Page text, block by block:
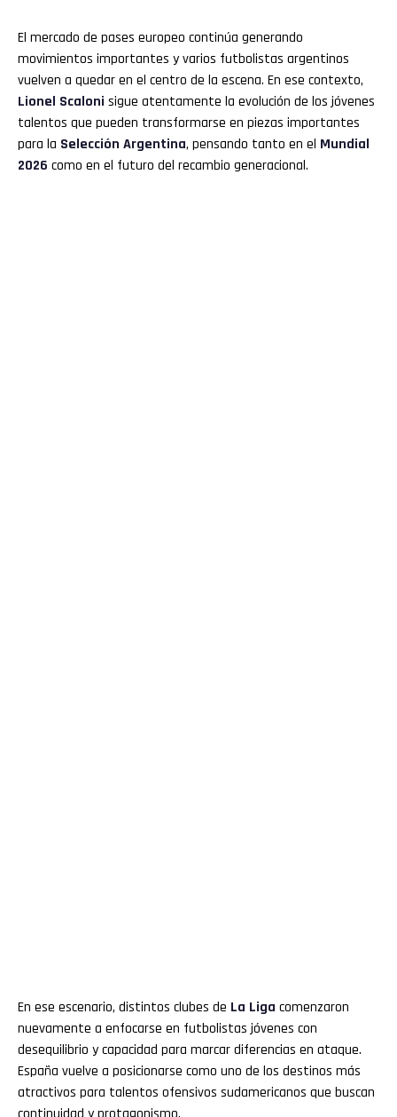
El mercado de pases europeo continúa generando
movimientos importantes y varios futbolistas argentinos
vuelven a quedar en el centro de la escena. En ese contexto,
Lionel Scaloni sigue atentamente la evolución de los jóvenes
talentos que pueden transformarse en piezas importantes
para la Selección Argentina, pensando tanto en el Mundial
2026 como en el futuro del recambio generacional.
En ese escenario, distintos clubes de La Liga comenzaron
nuevamente a enfocarse en futbolistas jóvenes con
desequilibrio y capacidad para marcar diferencias en ataque.
España vuelve a posicionarse como uno de los destinos más
atractivos para talentos ofensivos sudamericanos que buscan